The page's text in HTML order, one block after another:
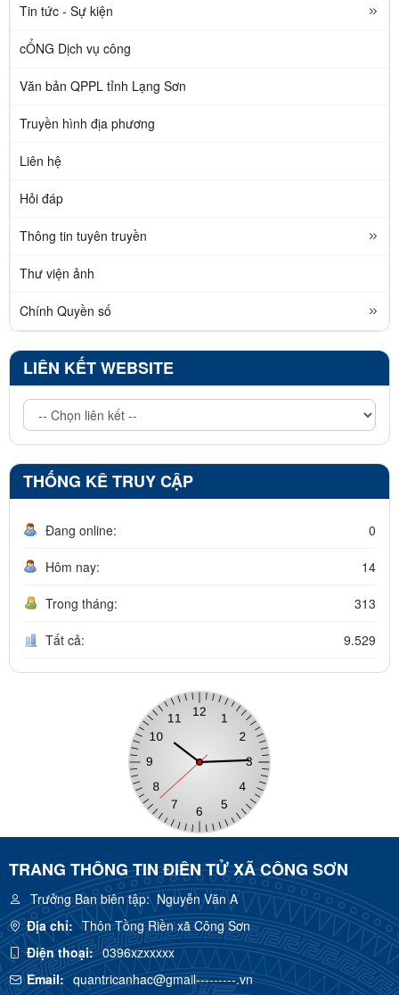
Tin tức - Sự kiện
cỔNG Dịch vụ công
Văn bản QPPL tỉnh Lạng Sơn
Truyền hình địa phương
Liên hệ
Hỏi đáp
Thông tin tuyên truyền
Thư viện ảnh
Chính Quyền số
LIÊN KẾT WEBSITE
THỐNG KÊ TRUY CẬP
Đang online: 0
Hôm nay: 14
Trong tháng: 313
Tất cả: 9.529
TRANG THÔNG TIN ĐIÊN TỬ XÃ CÔNG SƠN
Trưởng Ban biên tập:Nguyễn Văn A
Địa chỉ: Thôn Tồng Riền xã Công Sơn
Điện thoại: 0396xzxxxxx
Email: quantricanhac@gmail---------.vn